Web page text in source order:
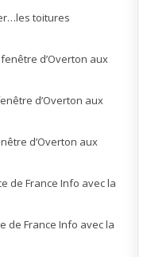
toitures
d’Overton aux
d’Overton aux
d’Overton aux
de France Info avec la
de France Info avec la